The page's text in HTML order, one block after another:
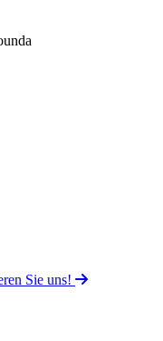
Sie uns!